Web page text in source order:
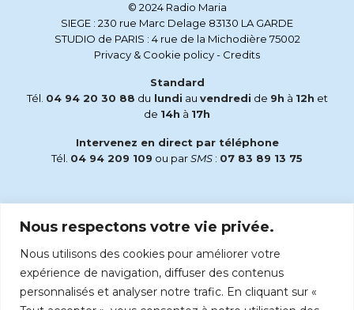
Nous respectons votre vie privée.
Nous utilisons des cookies pour améliorer votre
expérience de navigation, diffuser des contenus
personnalisés et analyser notre trafic. En cliquant sur «
© 2024 Radio Maria
SIEGE : 230 rue Marc Delage 83130 LA GARDE
STUDIO de PARIS : 4 rue de la Michodière 75002
Privacy & Cookie policy- Credits
Standard
Tél. 04 94 20 30 88 du lundi au vendredi de 9h à 12h et
de 14h à 17h
Intervenez en direct par téléphone
Tél. 04 94 209 109 ou parSMS : 07 83 89 13 75
accueil@radiomaria.fr
Écoutez Radio Maria sur :